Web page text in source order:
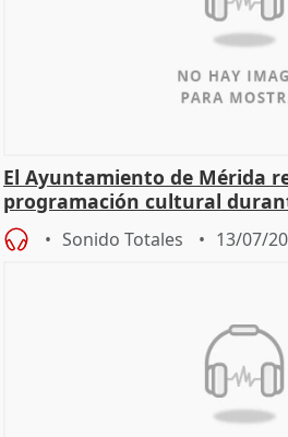
El Ayuntamiento de Mérida
programación cultural
Sonido Totales 13/07/